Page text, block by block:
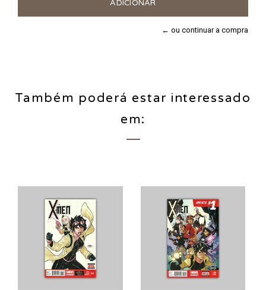
← ou continuar a compra
Também poderá estar interessado
em: